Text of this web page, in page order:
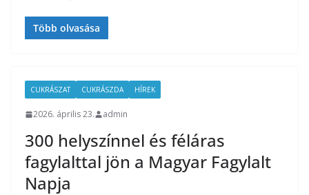
Több olvasása
CUKRÁSZAT CUKRÁSZDA HÍREK
2026. április 23. admin
300 helyszínnel és féláras
fagylalttal jön a Magyar Fagylalt
Napja